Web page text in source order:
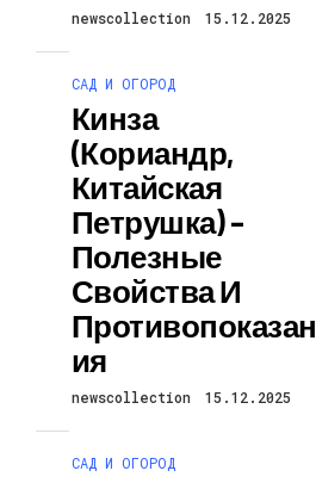
newscollection 15.12.2025
САД И ОГОРОД
Кинза
(кориандр,
Китайская
Петрушка) –
Полезные
Свойства И
Противопоказан
Ия
newscollection 15.12.2025
САД И ОГОРОД